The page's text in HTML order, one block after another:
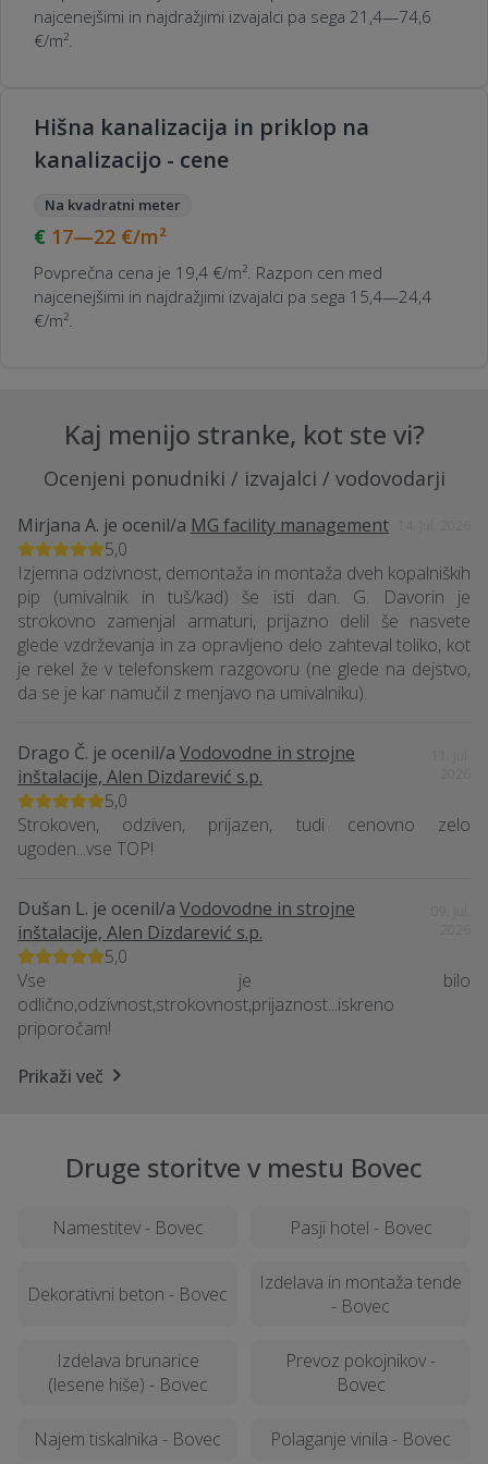
najcenejšimi in najdražjimi izvajalci pa sega 21,4—74,6
€/m².
Hišna kanalizacija in priklop na
kanalizacijo - cene
Na kvadratni meter
17—22 €/m²
Povprečna cena je 19,4 €/m². Razpon cen med
najcenejšimi in najdražjimi izvajalci pa sega 15,4—24,4
€/m².
Kaj menijo stranke, kot ste vi?
Ocenjeni ponudniki / izvajalci / vodovodarji
Mirjana A. je ocenil/a MG facility management
5,0
Izjemna odzivnost, demontaža in montaža dveh kopalniških
pip (umivalnik in tuš/kad) še isti dan. G. Davorin je
strokovno zamenjal armaturi, prijazno delil še nasvete
glede vzdrževanja in za opravljeno delo zahteval toliko, kot
je rekel že v telefonskem razgovoru (ne glede na dejstvo,
da se je kar namučil z menjavo na umivalniku).
Drago Č. je ocenil/a Vodovodne in strojne
inštalacije, Alen Dizdarević s.p.
5,0
Strokoven, odziven, prijazen, tudi cenovno zelo
ugoden...vse TOP!
Dušan L. je ocenil/a Vodovodne in strojne
inštalacije, Alen Dizdarević s.p.
5,0
Vse je bilo
odlično,odzivnost,strokovnost,prijaznost...iskreno
priporočam!
Prikaži več
Druge storitve v mestu Bovec
Namestitev - Bovec Pasji hotel - Bovec
Dekorativni beton - Bovec
Izdelava in montaža tende
- Bovec
Izdelava brunarice
(lesene hiše) - Bovec
Prevoz pokojnikov -
Bovec
Najem tiskalnika - Bovec Polaganje vinila - Bovec